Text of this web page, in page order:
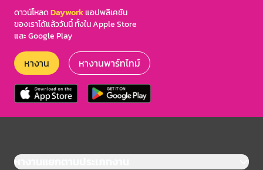
ดาวน์โหลดDayworkแอปพลิเคชัน
ของเราได้แล้ววันนี้ ทั้งใน Apple Store
และ Google Play
หางาน หางานพาร์ทไทม์
หางานแยกตามประเภทงาน